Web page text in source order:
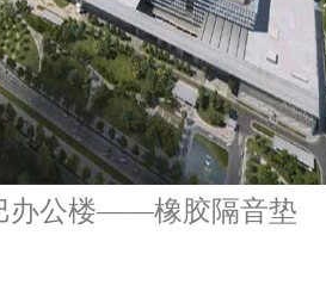
办公楼——橡胶隔音垫